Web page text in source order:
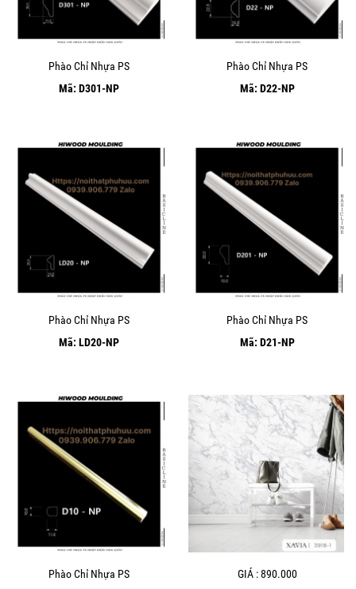
Phào Chỉ Nhựa PS
Mã: D301-NP
Phào Chỉ Nhựa PS
Mã: D22-NP
Phào Chỉ Nhựa PS
Mã: LD20-NP
Phào Chỉ Nhựa PS
Mã: D21-NP
Phào Chỉ Nhựa PS GIÁ : 890.000